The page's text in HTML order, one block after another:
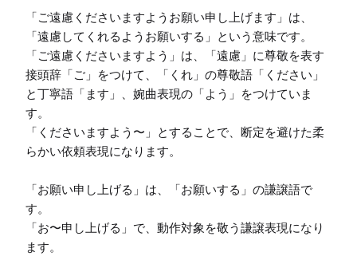
「ご遠慮くださいますようお願い申し上げます」は、
「遠慮してくれるようお願いする」という意味です。
「ご遠慮くださいますよう」は、「遠慮」に尊敬を表す
接頭辞「ご」をつけて、「くれ」の尊敬語「ください」
と丁寧語「ます」、婉曲表現の「よう」をつけていま
す。
「くださいますよう〜」とすることで、断定を避けた柔
らかい依頼表現になります。
「お願い申し上げる」は、「お願いする」の謙譲語で
す。
「お〜申し上げる」で、動作対象を敬う謙譲表現になり
ます。